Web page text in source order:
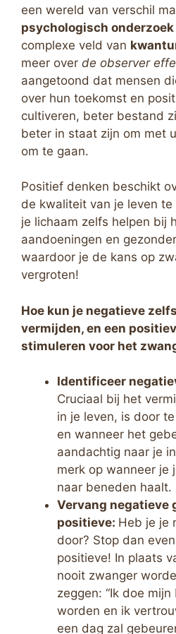
een wereld van verschil
psychologisch onderzoek
complexe veld van
meer over de observer
aangetoond dat mensen
over hun toekomst en
cultiveren, beter bestand
beter in staat zijn om met
om te gaan.
Positief denken beschikt
de kwaliteit van je leven
je lichaam zelfs helpen bij
aandoeningen en
waardoor je de kans op
vergroten!
Hoe kun je negatieve
vermijden, en een
stimuleren voor het
Identificeer
Cruciaal bij het
in je leven, is door
en wanneer het
aandachtig naar je
merk op wanneer
naar beneden haalt.
Vervang negatieve
positieve: Heb je je
door? Stop dan
positieve! In plaats
nooit zwanger
zeggen: “Ik doe
worden en ik
een dag zal